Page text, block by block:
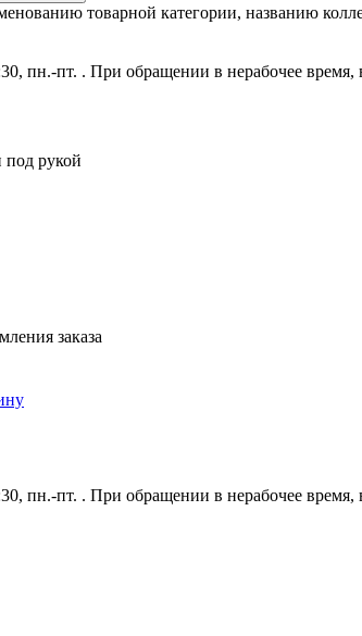
товарной категории, названию
пн.-пт. . При обращении в нерабочее время,
под рукой
заказа
пн.-пт. . При обращении в нерабочее время,